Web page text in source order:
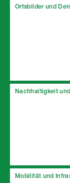
Ortsbilder und
Nachhaltigkeit
Mobilität und